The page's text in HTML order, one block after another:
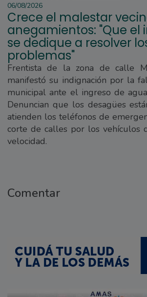
06/08/2026
Crece el malestar
anegamientos: "Que el
se dedique a resolver
problemas"
Frentista de la zona de calle
manifestó su indignación por la
municipal ante el ingreso de
Denuncian que los desagües
atienden los teléfonos de
corte de calles por los vehículos
velocidad.
Comentar